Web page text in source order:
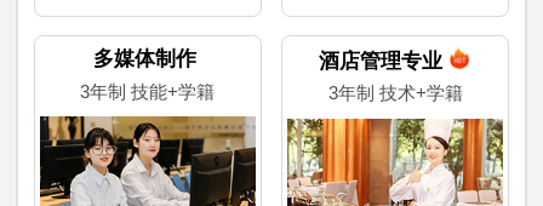
多媒体制作
3年制 技能+学籍
酒店管理专业
3年制 技术+学籍